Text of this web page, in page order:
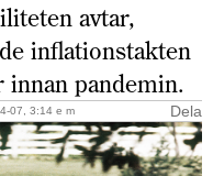
avtar,
inflationstakten
pandemin.
07, 3:14 e m Dela